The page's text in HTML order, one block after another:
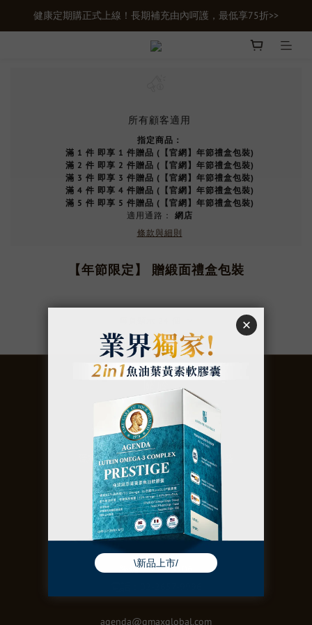
新會員首購輸入【newgifts】滿額最高現折$100
健康定期購正式上線！長期補充由內呵護，最低享75折>>
新會員首購輸入【newgifts】滿額最高現折$100
所有顧客適用
指定商品：
滿 1 件 即享 1 件贈品 (【官網】年節禮盒包裝)
滿 2 件 即享 2 件贈品 (【官網】年節禮盒包裝)
滿 3 件 即享 3 件贈品 (【官網】年節禮盒包裝)
滿 4 件 即享 4 件贈品 (【官網】年節禮盒包裝)
滿 5 件 即享 5 件贈品 (【官網】年節禮盒包裝)
適用通路： 網店
條款與細則
【年節限定】 贈緞面禮盒包裝
聚美世股份有限公司
購買須知｜退換貨政策｜
隱私權政策｜防詐騙聲明｜會員權益
聯絡
統編：50973106
agenda@gmaxglobal.com